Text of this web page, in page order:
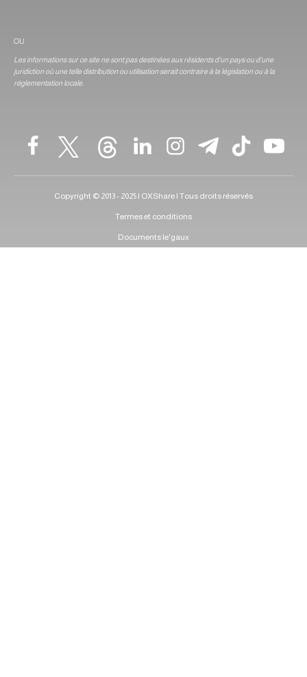
OU
Les informations sur ce site ne sont pas destinées aux résidents d'un pays ou d'une
juridiction où une telle distribution ou utilisation serait contraire à la législation ou à la
réglementation locale.
Copyright © 2013 - 2025 | OXShare | Tous droits réservés
Termes et conditions
Documents le'gaux